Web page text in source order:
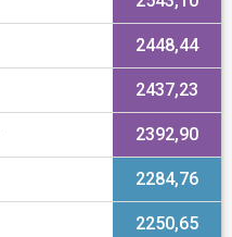
2448,44
2437,23
2392,90
2284,76
2250,65